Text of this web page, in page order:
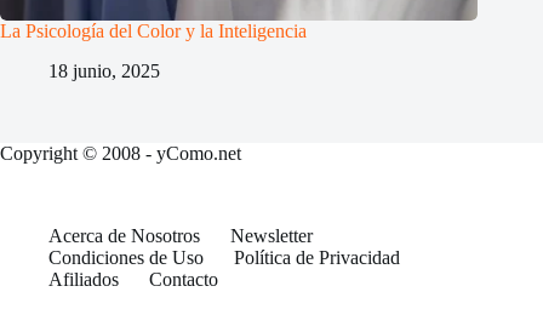
La Psicología del Color y la Inteligencia
18 junio, 2025
Copyright © 2008 - yComo.net
Acerca de Nosotros
Newsletter
Condiciones de Uso
Política de Privacidad
Afiliados
Contacto